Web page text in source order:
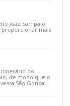
João Sampaio,
proporcionar mais
itinerário do
de modo que o
São Gonçalo